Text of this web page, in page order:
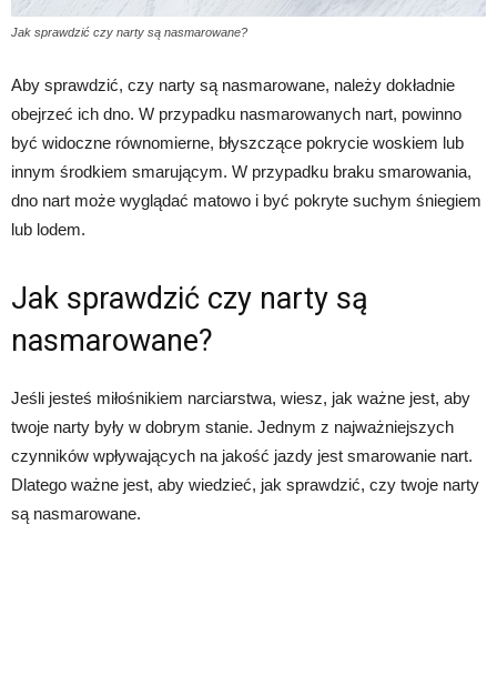
Jak sprawdzić czy narty są nasmarowane?
Aby sprawdzić, czy narty są nasmarowane, należy dokładnie
obejrzeć ich dno. W przypadku nasmarowanych nart, powinno
być widoczne równomierne, błyszczące pokrycie woskiem lub
innym środkiem smarującym. W przypadku braku smarowania,
dno nart może wyglądać matowo i być pokryte suchym śniegiem
lub lodem.
Jak sprawdzić czy narty są
nasmarowane?
Jeśli jesteś miłośnikiem narciarstwa, wiesz, jak ważne jest, aby
twoje narty były w dobrym stanie. Jednym z najważniejszych
czynników wpływających na jakość jazdy jest smarowanie nart.
Dlatego ważne jest, aby wiedzieć, jak sprawdzić, czy twoje narty
są nasmarowane.